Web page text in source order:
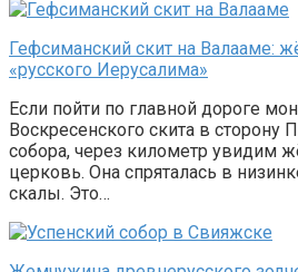
Гефсиманский скит на Валааме:
«русского Иерусалима»
Если пойти по главной дороге
Воскресенского скита в сторону
собора, через километр увидим
церковь. Она спряталась в
скалы. Это…